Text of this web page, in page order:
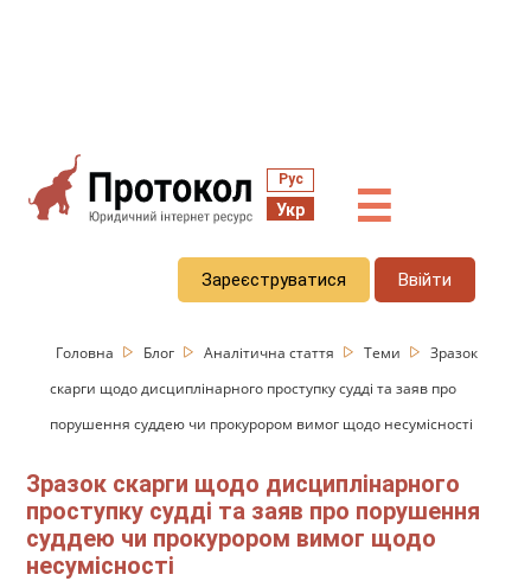
Рус
Укр ☰
Зареєструватися Ввійти
Головна Блог Аналітична стаття Теми
Зразок
скарги щодо дисциплінарного проступку судді та заяв про
порушення суддею чи прокурором вимог щодо несумісності
Зразок скарги щодо дисциплінарного
проступку судді та заяв про порушення
суддею чи прокурором вимог щодо
несумісності